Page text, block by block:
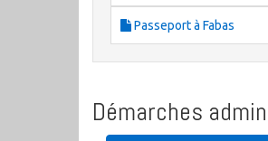
Passeport à Fabas
Démarches